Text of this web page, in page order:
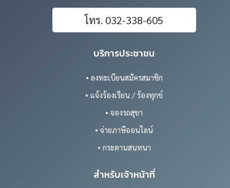
โทร. 032-338-605
บริการประชาชน
• ลงทะเบียนสมัครสมาชิก
• แจ้งร้องเรียน / ร้องทุกข์
• จองรถสุขา
• จ่ายภาษีออนไลน์
• กระดานสนทนา
สำหรับเจ้าหน้าที่